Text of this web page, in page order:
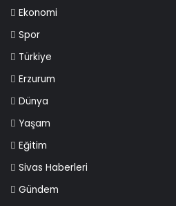
Ekonomi
Spor
Türkiye
Erzurum
Dünya
Yaşam
Eğitim
Sivas Haberleri
Gündem